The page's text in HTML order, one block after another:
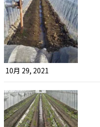
10月 29, 2021